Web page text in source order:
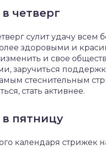
четверг
сулит удачу
здоровыми и
и свое
заручиться
стеснительным
стать активнее.
пятницу
календаря стрижек